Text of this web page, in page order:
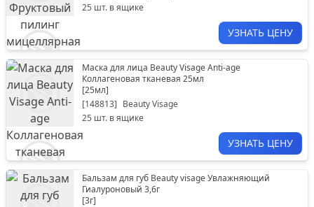
25 шт. в ящике
УЗНАТЬ ЦЕНУ
Маска для лица Beauty Visage Anti-age
Коллагеновая тканевая 25мл
[25мл]
[148813] Beauty Visage
25 шт. в ящике
УЗНАТЬ ЦЕНУ
Бальзам для губ Beauty visage Увлажняющий
Гиалуроновый 3,6г
[3г]